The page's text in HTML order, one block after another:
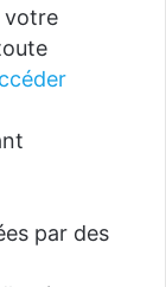
votre
par des